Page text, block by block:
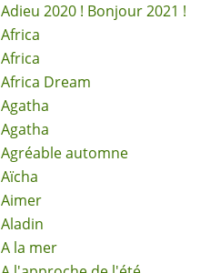
Adieu 2020 ! Bonjour 2021 !
Africa
Africa
Africa Dream
Agatha
Agatha
Agréable automne
Aïcha
Aimer
Aladin
A la mer